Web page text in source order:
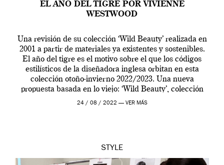
EL AÑO DEL TIGRE POR VIVIENNE
WESTWOOD
Una revisión de su colección ‘Wild Beauty’ realizada en
2001 a partir de materiales ya existentes y sostenibles.
El año del tigre es el motivo sobre el que los códigos
estilísticos de la diseñadora inglesa orbitan en esta
colección otoño-invierno 2022/2023. Una nueva
propuesta basada en lo viejo: ‘Wild Beauty’, colección
presentada en el desfile […]
24 / 08 / 2022 — VER MÁS
STYLE